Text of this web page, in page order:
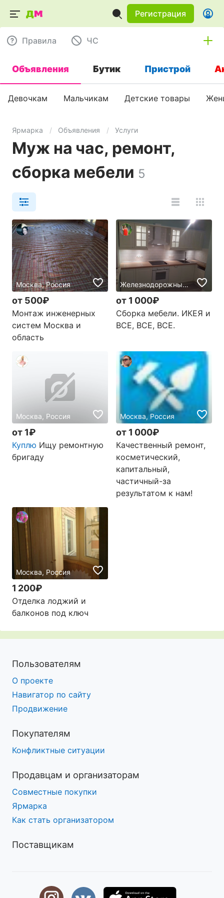
Регистрация
Правила ЧC
Объявления Бутик Пристрой
Девочкам Мальчикам Детские товары
Ярмарка Объявления Услуги
Муж на час, ремонт,
сборка мебели 5
Москва, Россия
от 500₽
Монтаж инженерных
систем Москва и
область
Железнодорожный, Россия
от 1 000₽
Сборка мебели. ИКЕЯ и
ВСЕ, ВСЕ, ВСЕ.
Москва, Россия
от 1₽
Куплю Ищу ремонтную
бригаду
Москва, Россия
от 1 000₽
Качественный ремонт,
косметический,
капитальный,
частичный-за
результатом к нам!
Москва, Россия
1 200₽
Отделка лоджий и
балконов под ключ
Пользователям
О проекте
Навигатор по сайту
Продвижение
Покупателям
Конфликтные ситуации
Продавцам и организаторам
Совместные покупки
Ярмарка
Как стать организатором
Поставщикам